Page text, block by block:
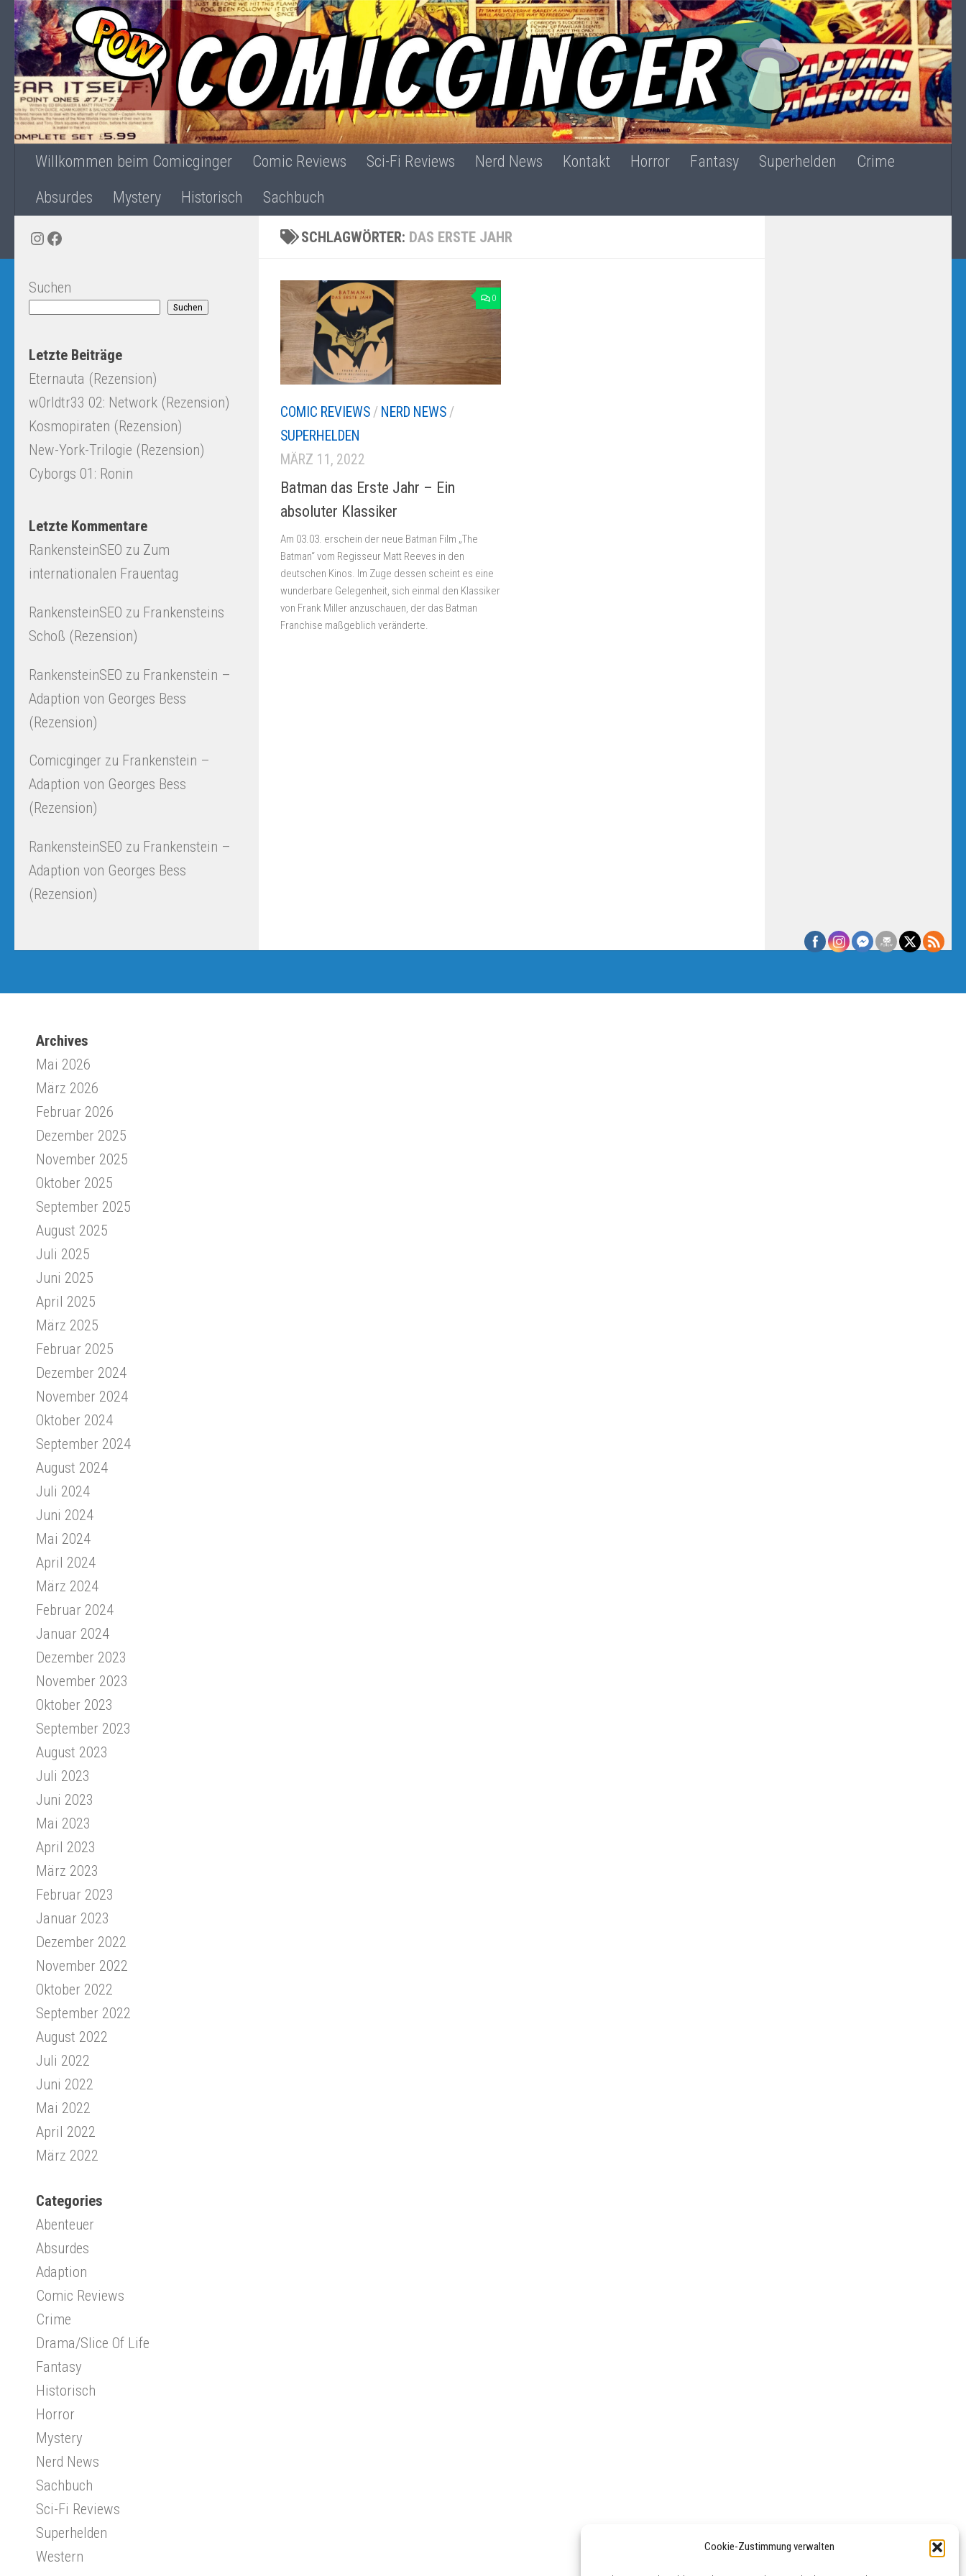
Cookie-Zustimmung verwalten
Zum Inhalt springen
Willkommen beim Comicginger Comic Reviews Sci-Fi Reviews Nerd News Kontakt Horror Fantasy Superhelden
Crime
Absurdes
Mystery Historisch Sachbuch
SCHLAGWÖRTER: DAS ERSTE JAHR
0
COMIC REVIEWS / NERD NEWS /
SUPERHELDEN
MÄRZ 11, 2022
Batman das Erste Jahr – Ein
absoluter Klassiker
Am 03.03. erschein der neue Batman Film „The
Batman“ vom Regisseur Matt Reeves in den
deutschen Kinos. Im Zuge dessen scheint es eine
wunderbare Gelegenheit, sich einmal den Klassiker
von Frank Miller anzuschauen, der das Batman
Franchise maßgeblich veränderte.
Instagram
Facebook
Suchen
Suchen
Letzte Beiträge
Eternauta (Rezension)
w0rldtr33 02: Network (Rezension)
Kosmopiraten (Rezension)
New-York-Trilogie (Rezension)
Cyborgs 01: Ronin
Letzte Kommentare
RankensteinSEO zu Zum
internationalen Frauentag
RankensteinSEO zu Frankensteins
Schoß (Rezension)
RankensteinSEO zu Frankenstein –
Adaption von Georges Bess
(Rezension)
Comicginger zu Frankenstein –
Adaption von Georges Bess
(Rezension)
RankensteinSEO zu Frankenstein –
Adaption von Georges Bess
(Rezension)
Archives
Mai 2026
März 2026
Februar 2026
Dezember 2025
November 2025
Oktober 2025
September 2025
August 2025
Juli 2025
Juni 2025
April 2025
März 2025
Februar 2025
Dezember 2024
November 2024
Oktober 2024
September 2024
August 2024
Juli 2024
Juni 2024
Mai 2024
April 2024
März 2024
Februar 2024
Januar 2024
Dezember 2023
November 2023
Oktober 2023
September 2023
August 2023
Juli 2023
Juni 2023
Mai 2023
April 2023
März 2023
Februar 2023
Januar 2023
Dezember 2022
November 2022
Oktober 2022
September 2022
August 2022
Juli 2022
Juni 2022
Mai 2022
April 2022
März 2022
Categories
Abenteuer
Absurdes
Adaption
Comic Reviews
Crime
Drama/Slice Of Life
Fantasy
Historisch
Horror
Mystery
Nerd News
Sachbuch
Sci-Fi Reviews
Superhelden
Western